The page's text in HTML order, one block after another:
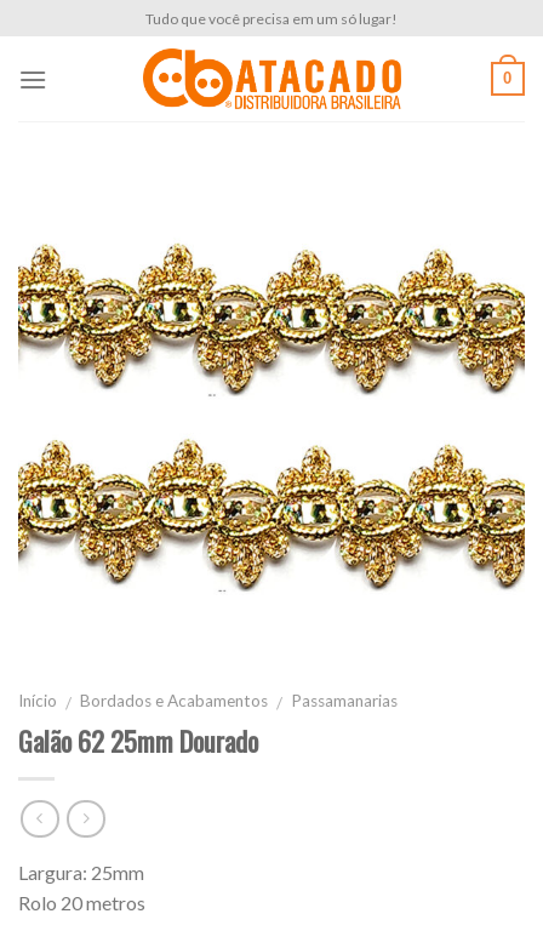
content
Tudo que você precisa em um só lugar!
0
Início / Bordados e Acabamentos / Passamanarias
Galão 62 25mm Dourado
Largura: 25mm
Rolo 20 metros